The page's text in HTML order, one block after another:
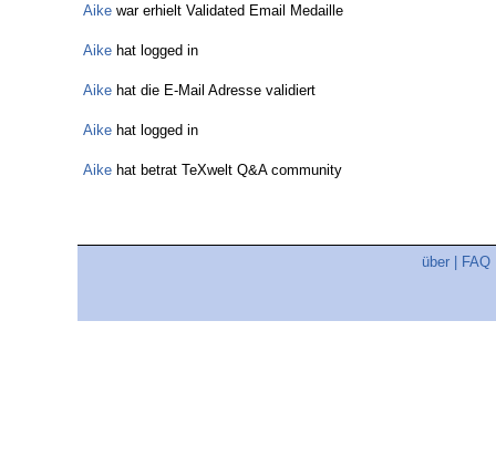
Aike war erhielt Validated Email Medaille
Aike hat logged in
Aike hat die E-Mail Adresse validiert
Aike hat logged in
Aike hat betrat TeXwelt Q&A community
über FAQ